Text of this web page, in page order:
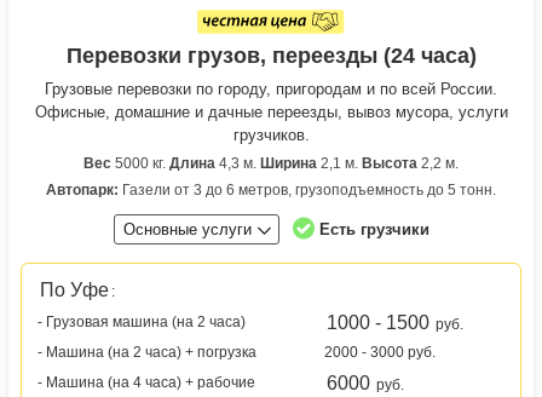
Перевозки грузов, переезды (24 часа)
Грузовые перевозки по городу, пригородам и по всей России.
Офисные, домашние и дачные переезды, вывоз мусора, услуги
грузчиков.
Вес 5000 кг. Длина 4,3 м. Ширина 2,1 м. Высота 2,2 м.
Автопарк: Газели от 3 до 6 метров, грузоподъемность до 5 тонн.
Основные услуги Есть грузчики
По Уфе :
- Грузовая машина (на 2 часа)
1000 - 1500 руб.
- Машина (на 2 часа) + погрузка
2000 - 3000 руб.
- Машина (на 4 часа) + рабочие
6000 руб.